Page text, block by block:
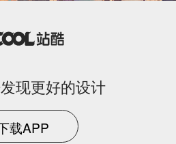
现更好的设计
载APP